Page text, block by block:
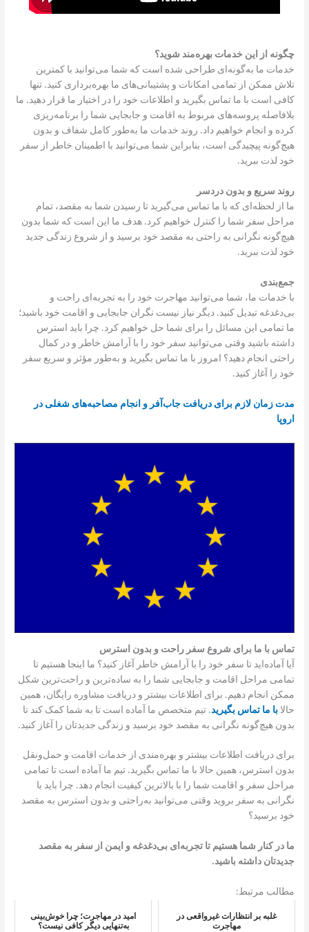
چگونه از این خدمات بهره‌مند شوید؟
خدمات ما به‌گونه‌ای طراحی شده است که شما می‌توانید با کمترین
تلاش ممکن از تمامی امکانات و پشتیبانی‌های ما بهره‌برداری کنید. تنها
کافی است با ما تماس بگیرید و اطلاعات خود را در اختیار ما قرار دهید. ما
بلافاصله پروسه‌های مربوط به اقامت و جابجایی شما را برنامه‌ریزی
کرده و انجام خواهیم داد. روند خدمات ما به‌طور کامل شفاف و بدون
هیچ‌گونه پیچیدگی است، بنابراین شما می‌توانید با اطمینان خاطر از سفر
خود لذت ببرید.
روند سریع و بدون دردسر
ما از لحظه‌ای که با ما تماس می‌گیرید تا رسیدن شما به مقصد، تمام
مراحل سفر شما را کنترل خواهیم کرد. هدف ما این است که شما بدون
هیچ‌گونه نگرانی به راحتی به مقصد خود برسید و از شروع زندگی جدید
خود لذت ببرید.
جمع‌بندی
با خدمات ما، شما می‌توانید مهاجرت خود را به تجربه‌ای راحت و
بی‌دغدغه تبدیل کنید. دیگر نیاز نیست نگران جابجایی و اقامت خود باشید؛
ما تمامی این مسائل را برای شما حل خواهیم کرد. چرا باید استرس
داشته باشید وقتی می‌توانید سفر خود را با آرامش خاطر و در کمال
راحتی انجام دهید؟ امروز با ما تماس بگیرید و به‌طور مؤثر و سریع سفر
خود را آغاز کنید.
مدت زمان لازم برای دریافت جاب‌آفر و انجام مصاحبه‌های شغلی در
اروپا
تماس با ما برای شروع سفر راحت و بدون استرس
آیا آماده‌اید تا سفر خود را با آرامش خاطر آغاز کنید؟ ما اینجا هستیم تا
تمامی مراحل اقامت و جابجایی شما را به ساده‌ترین و راحت‌ترین شکل
ممکن انجام دهیم. برای اطلاعات بیشتر و دریافت مشاوره رایگان، همین
حالابا ما تماس بگیرید. تیم متخصص ما آماده است تا به شما کمک کند تا
بدون هیچ‌گونه نگرانی به مقصد خود برسید و زندگی جدیدتان را آغاز کنید.
برای دریافت اطلاعات بیشتر و بهره‌مندی از خدمات اقامت و حمل‌ونقل
بدون استرس، همین حالا با ما تماس بگیرید. تیم ما آماده است تا تمامی
مراحل سفر و اقامت شما را با بالاترین کیفیت انجام دهد. چرا باید با
نگرانی به سفر بروید وقتی می‌توانید به‌راحتی و بدون استرس به مقصد
خود برسید؟
ما در کنار شما هستیم تا تجربه‌ای بی‌دغدغه و ایمن از سفر به مقصد
جدیدتان داشته باشید.
مطالب مرتبط:
غلبه بر انتظارات غیرواقعی در
مهاجرت
امید در مهاجرت؛ چرا خوش‌بینی
به‌تنهایی دیگر کافی نیست؟